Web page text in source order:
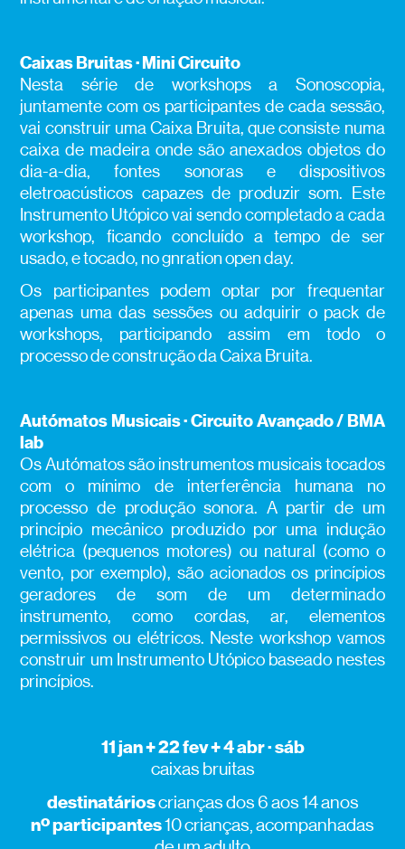
Caixas Bruitas · Mini Circuito
Nesta série de workshops a Sonoscopia,
juntamente com os participantes de cada sessão,
vai construir uma Caixa Bruita, que consiste numa
caixa de madeira onde são anexados objetos do
dia-a-dia, fontes sonoras e dispositivos
eletroacústicos capazes de produzir som. Este
Instrumento Utópico vai sendo completado a cada
workshop, ficando concluído a tempo de ser
usado, e tocado, no gnration open day.
Os participantes podem optar por frequentar
apenas uma das sessões ou adquirir o pack de
workshops, participando assim em todo o
processo de construção da Caixa Bruita.
Autómatos Musicais · Circuito Avançado / BMA
lab
Os Autómatos são instrumentos musicais tocados
com o mínimo de interferência humana no
processo de produção sonora. A partir de um
princípio mecânico produzido por uma indução
elétrica (pequenos motores) ou natural (como o
vento, por exemplo), são acionados os princípios
geradores de som de um determinado
instrumento, como cordas, ar, elementos
permissivos ou elétricos. Neste workshop vamos
construir um Instrumento Utópico baseado nestes
princípios.
11 jan + 22 fev + 4 abr · sáb
caixas bruitas
destinatárioscrianças dos 6 aos 14 anos
nº participantes10 crianças, acompanhadas